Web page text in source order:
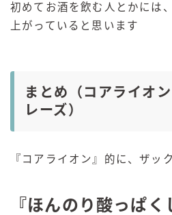
初めてお酒を飲む人とかには
上がっていると思います
まとめ（コアライオ
レーズ）
『コアライオン』的に、ザッ
『ほんのり酸っぱく